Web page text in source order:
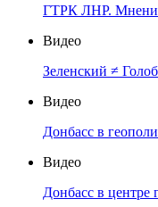
ГТРК ЛНР.
Видео
Зеленский ≠
Видео
Донбасс в
Видео
Донбасс в центре